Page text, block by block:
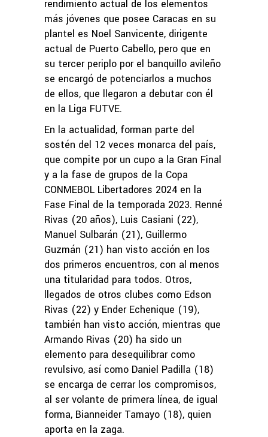
rendimiento actual de los elementos
más jóvenes que posee Caracas en su
plantel es Noel Sanvicente, dirigente
actual de Puerto Cabello, pero que en
su tercer periplo por el banquillo avileño
se encargó de potenciarlos a muchos
de ellos, que llegaron a debutar con él
en la Liga FUTVE.
En la actualidad, forman parte del
sostén del 12 veces monarca del país,
que compite por un cupo a la Gran Final
y a la fase de grupos de la Copa
CONMEBOL Libertadores 2024 en la
Fase Final de la temporada 2023. Renné
Rivas (20 años), Luis Casiani (22),
Manuel Sulbarán (21), Guillermo
Guzmán (21) han visto acción en los
dos primeros encuentros, con al menos
una titularidad para todos. Otros,
llegados de otros clubes como Edson
Rivas (22) y Ender Echenique (19),
también han visto acción, mientras que
Armando Rivas (20) ha sido un
elemento para desequilibrar como
revulsivo, así como Daniel Padilla (18)
se encarga de cerrar los compromisos,
al ser volante de primera línea, de igual
forma, Bianneider Tamayo (18), quien
aporta en la zaga.